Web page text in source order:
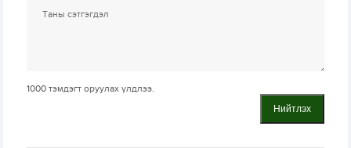
1000 тэмдэгт оруулах үлдлээ.
Нийтлэх